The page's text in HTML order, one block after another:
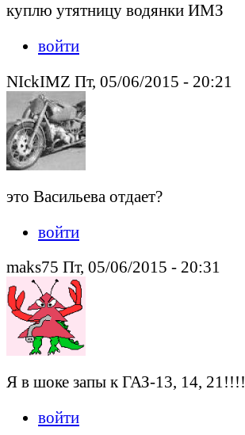
куплю утятницу водянки ИМЗ
войти
NIckIMZ Пт, 05/06/2015 - 20:21
это Васильева отдает?
войти
maks75 Пт, 05/06/2015 - 20:31
Я в шоке запы к ГАЗ-13, 14, 21!!!!
войти